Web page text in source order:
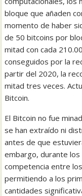
bloque que añaden
momento de haber
de 50 bitcoins por
mitad con cada
conseguidos por la
partir del 2020, la
mitad tres veces.
Bitcoin.
El Bitcoin no fue
se han extraído ni
antes de que
embargo, durante
competencia entre
permitiendo a los
cantidades